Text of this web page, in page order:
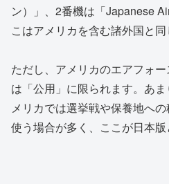
ン）」、2番機は「Japanese
こはアメリカを含む諸外国と同
ただし、アメリカのエアフォ
は「公用」に限られます。あ
メリカでは選挙戦や保養地へ
使う場合が多く、ここが日本版